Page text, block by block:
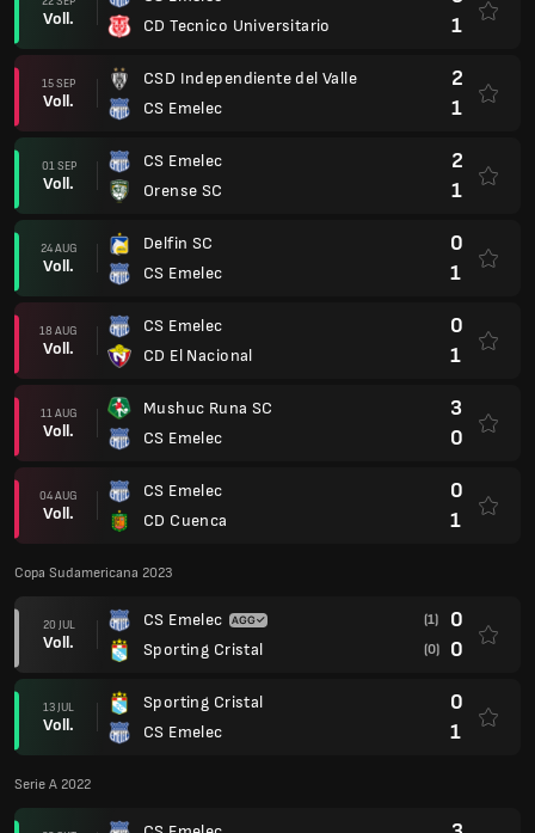
Voll.
CD Tecnico Universitario
1
15 SEP
Voll.
CSD Independiente del Valle
CS Emelec
2
1
01 SEP
Voll.
CS Emelec
Orense SC
2
1
24 AUG
Voll.
Delfin SC
CS Emelec
0
1
18 AUG
Voll.
CS Emelec
CD El Nacional
0
1
11 AUG
Voll.
Mushuc Runa SC
CS Emelec
3
0
04 AUG
Voll.
CS Emelec
CD Cuenca
0
1
Copa Sudamericana 2023
20 JUL
Voll.
CS Emelec
Sporting Cristal
(1) 0
(0) 0
13 JUL
Voll.
Sporting Cristal
CS Emelec
0
1
Serie A 2022